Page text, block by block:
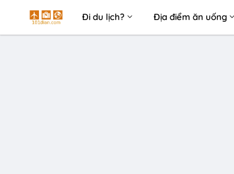
Đi du lịch? Địa điểm ăn uống